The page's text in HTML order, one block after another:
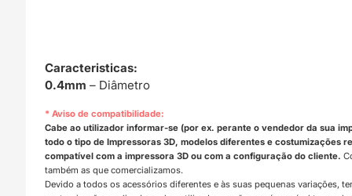
Caracteristicas:
0.4mm – Diâmetro
* Aviso de compatibilidade:
Cabe ao utilizador informar-se (por ex. perante o vendedor da sua
todo o tipo de Impressoras 3D, modelos diferentes e costumizações
compatível com a impressora 3D ou com a configuração do cliente.
também as que comercializamos.
Devido a todos os acessórios diferentes e às suas pequenas variações,